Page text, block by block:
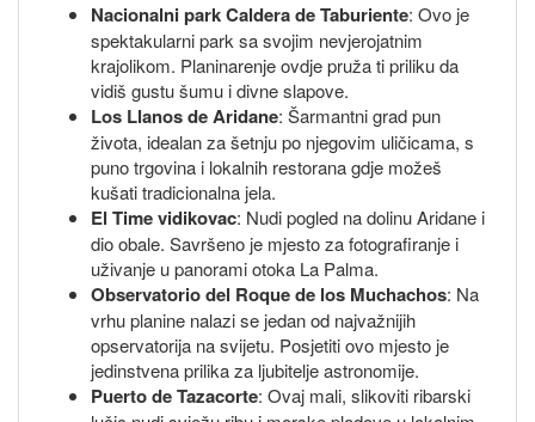
Nacionalni park Caldera de Taburiente: Ovo je
spektakularni park sa svojim nevjerojatnim
krajolikom. Planinarenje ovdje pruža ti priliku da
vidiš gustu šumu i divne slapove.
Los Llanos de Aridane: Šarmantni grad pun
života, idealan za šetnju po njegovim uličicama, s
puno trgovina i lokalnih restorana gdje možeš
kušati tradicionalna jela.
El Time vidikovac: Nudi pogled na dolinu Aridane i
dio obale. Savršeno je mjesto za fotografiranje i
uživanje u panorami otoka La Palma.
Observatorio del Roque de los Muchachos: Na
vrhu planine nalazi se jedan od najvažnijih
opservatorija na svijetu. Posjetiti ovo mjesto je
jedinstvena prilika za ljubitelje astronomije.
Puerto de Tazacorte: Ovaj mali, slikoviti ribarski